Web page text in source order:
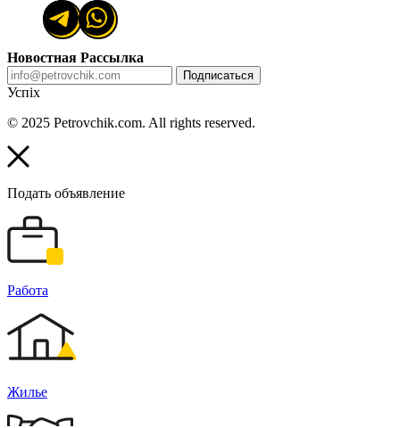
Новостная Рассылка
Подписаться
Успіх
© 2025 Petrovchik.com. All rights reserved.
Подать объявление
Работа
Жилье